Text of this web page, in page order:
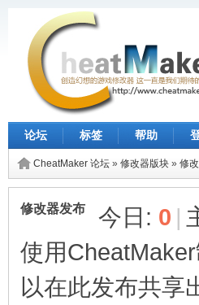
论坛 标签 帮助
CheatMaker 论坛 » 修改器版块 » 修
修改器发布 今日: 0 |
使用
以在此发布共享